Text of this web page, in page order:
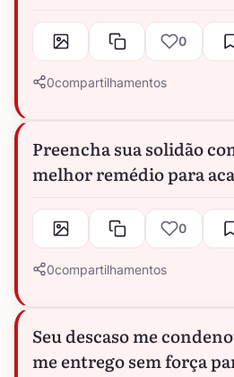
0
0compartilhamentos
Preencha sua solidão
melhor remédio para
0
0compartilhamentos
Seu descaso me
me entrego sem força